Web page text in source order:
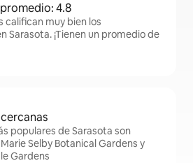
4.8
califican muy bien los
Sarasota. ¡Tienen un promedio de
populares de Sarasota son
Selby Botanical Gardens y
Gardens